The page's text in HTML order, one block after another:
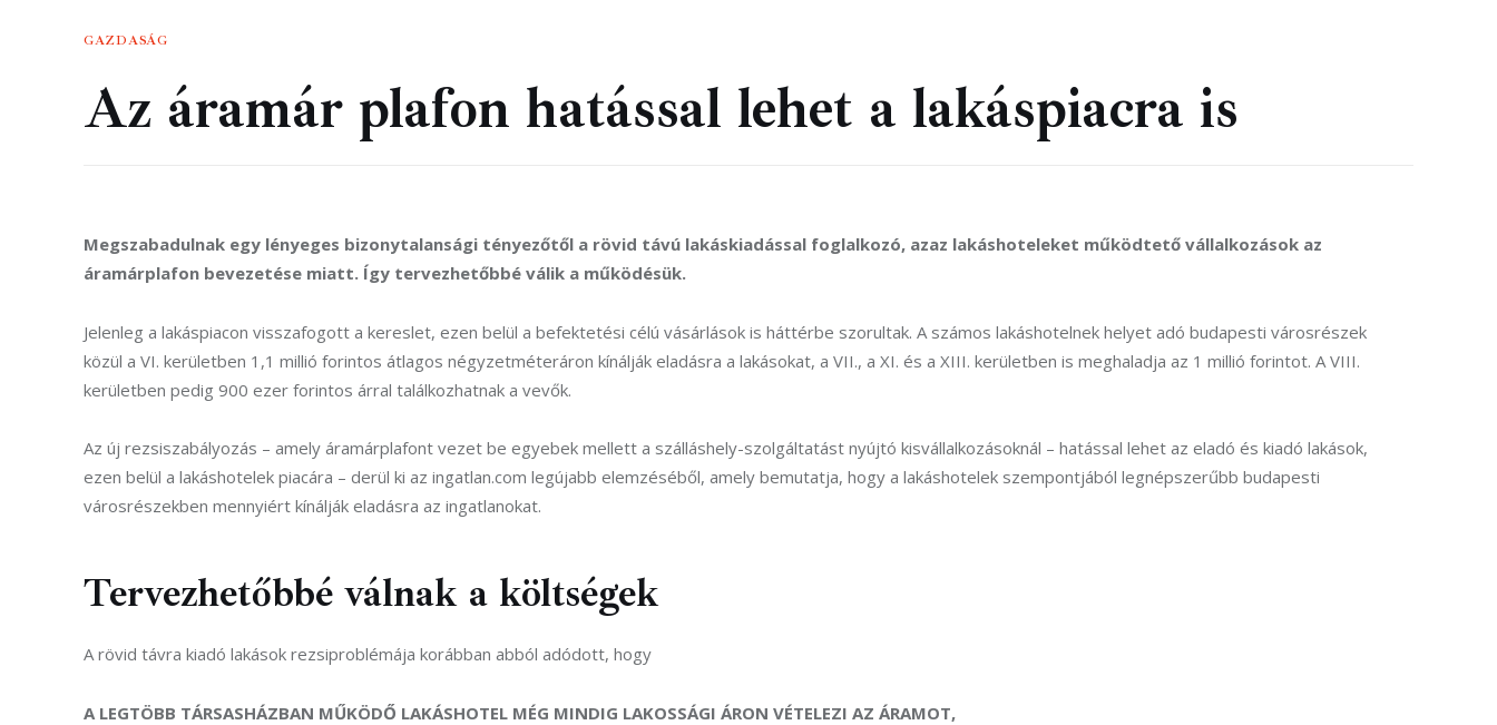
GAZDASÁG
Az áramár plafon hatással lehet a lakáspiacra is
Megszabadulnak egy lényeges bizonytalansági tényezőtől a rövid távú lakáskiadással foglalkozó, azaz lakáshoteleket működtető vállalkozások az
áramárplafon bevezetése miatt. Így tervezhetőbbé válik a működésük.
Jelenleg a lakáspiacon visszafogott a kereslet, ezen belül a befektetési célú vásárlások is háttérbe szorultak. A számos lakáshotelnek helyet adó budapesti városrészek
közül a VI. kerületben 1,1 millió forintos átlagos négyzetméteráron kínálják eladásra a lakásokat, a VII., a XI. és a XIII. kerületben is meghaladja az 1 millió forintot. A VIII.
kerületben pedig 900 ezer forintos árral találkozhatnak a vevők.
Az új rezsiszabályozás – amely áramárplafont vezet be egyebek mellett a szálláshely-szolgáltatást nyújtó kisvállalkozásoknál – hatással lehet az eladó és kiadó lakások,
ezen belül a lakáshotelek piacára – derül ki az ingatlan.com legújabb elemzéséből, amely bemutatja, hogy a lakáshotelek szempontjából legnépszerűbb budapesti
városrészekben mennyiért kínálják eladásra az ingatlanokat.
Tervezhetőbbé válnak a költségek
A rövid távra kiadó lakások rezsiproblémája korábban abból adódott, hogy
A LEGTÖBB TÁRSASHÁZBAN MŰKÖDŐ LAKÁSHOTEL MÉG MINDIG LAKOSSÁGI ÁRON VÉTELEZI AZ ÁRAMOT,